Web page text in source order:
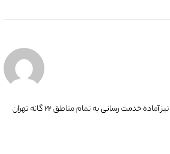
گروه فنی تعمیرات تاسیسات ما با به‌ کارگیری تکنسین های حرفه ای و سرویس کاران با تجربه ، افتخار دارد بیش از ۱۵ سال در کنار شما همشهریان تهرانی باشد و هم اکنون نیز آماده خدمت رسانی به تمام مناطق ۲۲ گانه تهران